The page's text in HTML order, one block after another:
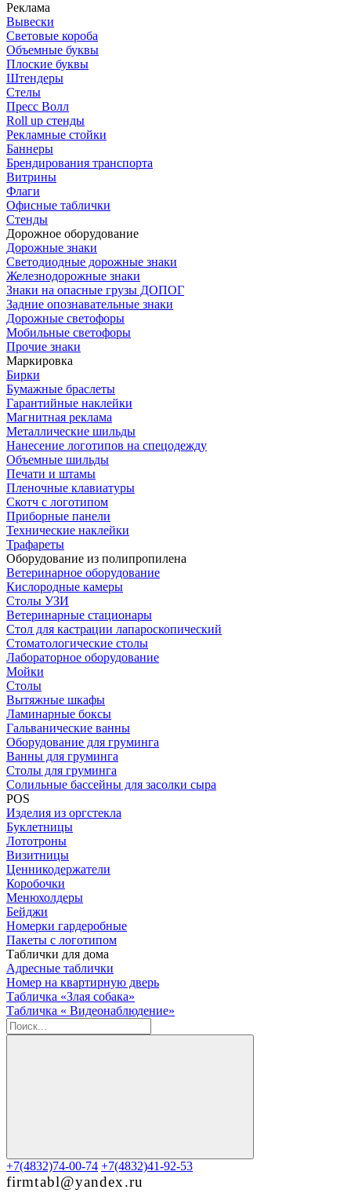
Реклама
Вывески
Световые короба
Объемные буквы
Плоские буквы
Штендеры
Стелы
Пресс Волл
Roll up стенды
Рекламные стойки
Баннеры
Брендирования транспорта
Витрины
Флаги
Офисные таблички
Стенды
Дорожное оборудование
Дорожные знаки
Светодиодные дорожные знаки
Железнодорожные знаки
Знаки на опасные грузы ДОПОГ
Задние опознавательные знаки
Дорожные светофоры
Мобильные светофоры
Прочие знаки
Маркировка
Бирки
Бумажные браслеты
Гарантийные наклейки
Магнитная реклама
Металлические шильды
Нанесение логотипов на спецодежду
Объемные шильды
Печати и штамы
Пленочные клавиатуры
Скотч с логотипом
Приборные панели
Технические наклейки
Трафареты
Оборудование из полипропилена
Ветеринарное оборудование
Кислородные камеры
Столы УЗИ
Ветеринарные стационары
Стол для кастрации лапароскопический
Стоматологические столы
Лабораторное оборудование
Мойки
Столы
Вытяжные шкафы
Ламинарные боксы
Гальванические ванны
Оборудование для груминга
Ванны для груминга
Столы для груминга
Солильные бассейны для засолки сыра
POS
Изделия из оргстекла
Буклетницы
Лототроны
Визитницы
Ценникодержатели
Коробочки
Менюхолдеры
Бейджи
Номерки гардеробные
Пакеты с логотипом
Таблички для дома
Адресные таблички
Номер на квартирную дверь
Табличка «Злая собака»
Табличка « Видеонаблюдение»
+7(4832)74-00-74 +7(4832)41-92-53
firmtabl@yandex.ru